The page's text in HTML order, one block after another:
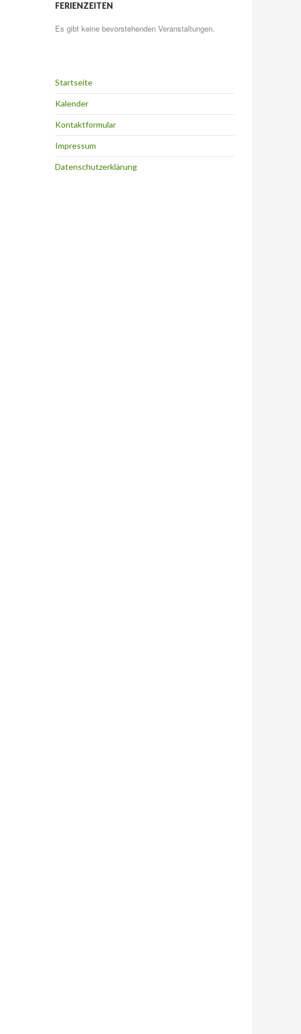
FERIENZEITEN
Es gibt keine bevorstehenden Veranstaltungen.
Startseite
Kalender
Kontaktformular
Impressum
Datenschutzerklärung